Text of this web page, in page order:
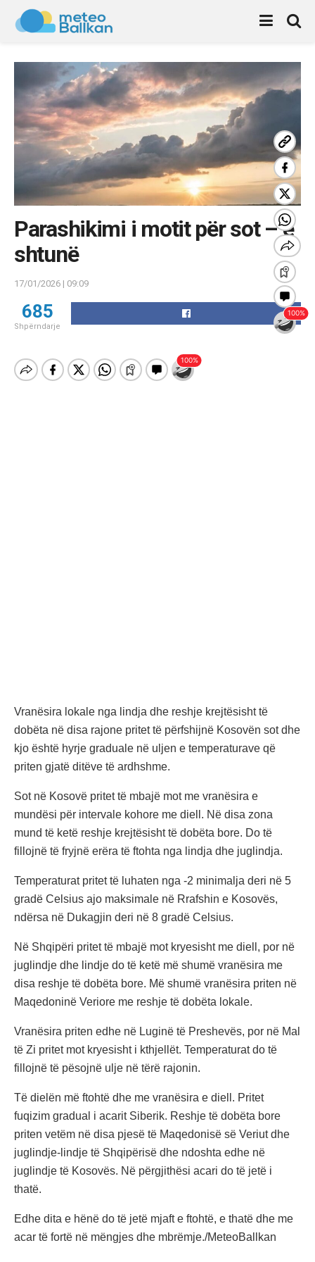
Parashikimi i motit për sot – e
shtunë
17/01/2026 | 09:09
685
Shpërndarje
Vranësira lokale nga lindja dhe reshje krejtësisht të
dobëta në disa rajone pritet të përfshijnë Kosovën sot dhe
kjo është hyrje graduale në uljen e temperaturave që
priten gjatë ditëve të ardhshme.
Sot në Kosovë pritet të mbajë mot me vranësira e
mundësi për intervale kohore me diell. Në disa zona
mund të ketë reshje krejtësisht të dobëta bore. Do të
fillojnë të fryjnë erëra të ftohta nga lindja dhe juglindja.
Temperaturat pritet të luhaten nga -2 minimalja deri në 5
gradë Celsius ajo maksimale në Rrafshin e Kosovës,
ndërsa në Dukagjin deri në 8 gradë Celsius.
Në Shqipëri pritet të mbajë mot kryesisht me diell, por në
juglindje dhe lindje do të ketë më shumë vranësira me
disa reshje të dobëta bore. Më shumë vranësira priten në
Maqedoninë Veriore me reshje të dobëta lokale.
Vranësira priten edhe në Luginë të Preshevës, por në Mal
të Zi pritet mot kryesisht i kthjellët. Temperaturat do të
fillojnë të pësojnë ulje në tërë rajonin.
Të dielën më ftohtë dhe me vranësira e diell. Pritet
fuqizim gradual i acarit Siberik. Reshje të dobëta bore
priten vetëm në disa pjesë të Maqedonisë së Veriut dhe
juglindje-lindje të Shqipërisë dhe ndoshta edhe në
juglindje të Kosovës. Në përgjithësi acari do të jetë i
thatë.
Edhe dita e hënë do të jetë mjaft e ftohtë, e thatë dhe me
acar të fortë në mëngjes dhe mbrëmje./MeteoBallkan